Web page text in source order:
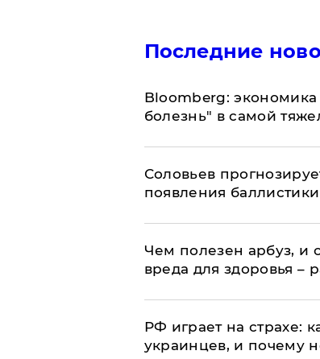
Последние
Bloomberg: экономика
болезнь" в самой
Соловьев
появления
Чем полезен арбуз, и
вреда для здоровья –
РФ играет на страхе:
украинцев, и почему